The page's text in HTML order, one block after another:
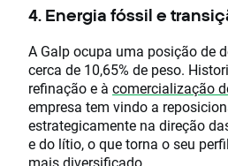
4. Energia fóssil e
A Galp ocupa uma posição de
cerca de 10,65% de peso.
refinação e à comercialização
empresa tem vindo a
estrategicamente na direção
e do lítio, o que torna o seu
mais diversificado.